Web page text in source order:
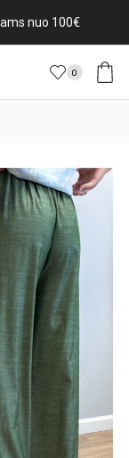
Naujos
0